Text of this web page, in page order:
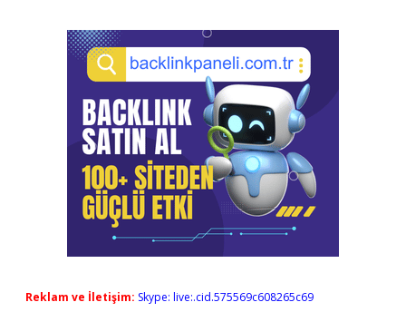
Reklam ve İletişim: Skype: live:.cid.575569c608265c69